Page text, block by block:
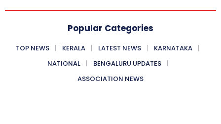
Popular Categories
TOP NEWS KERALA LATEST NEWS
KARNATAKA
NATIONAL
BENGALURU UPDATES
ASSOCIATION NEWS